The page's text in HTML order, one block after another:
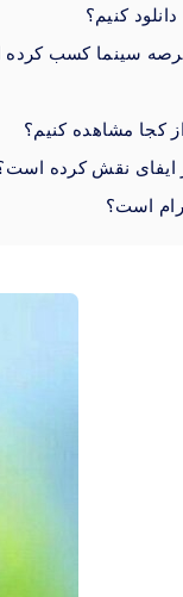
کنیم؟
عرصه سینما کسب
کجا مشاهده کنیم؟
ایفای نقش کرده
است؟